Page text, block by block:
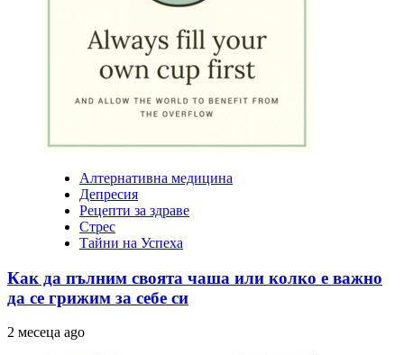
Алтернативна медицина
Депресия
Рецепти за здраве
Стрес
Тайни на Успеха
Как да пълним своята чаша или колко е важно
да се грижим за себе си
2 месеца ago